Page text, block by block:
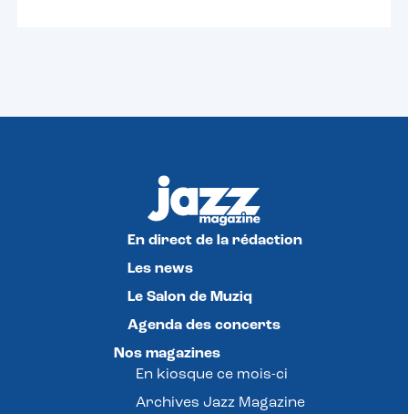
En direct de la rédaction
Les news
Le Salon de Muziq
Agenda des concerts
Nos magazines
En kiosque ce mois-ci
Archives Jazz Magazine